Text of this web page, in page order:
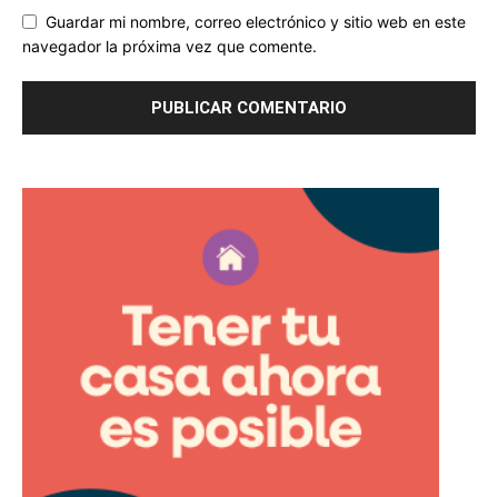
Guardar mi nombre, correo electrónico y sitio web en este
navegador la próxima vez que comente.